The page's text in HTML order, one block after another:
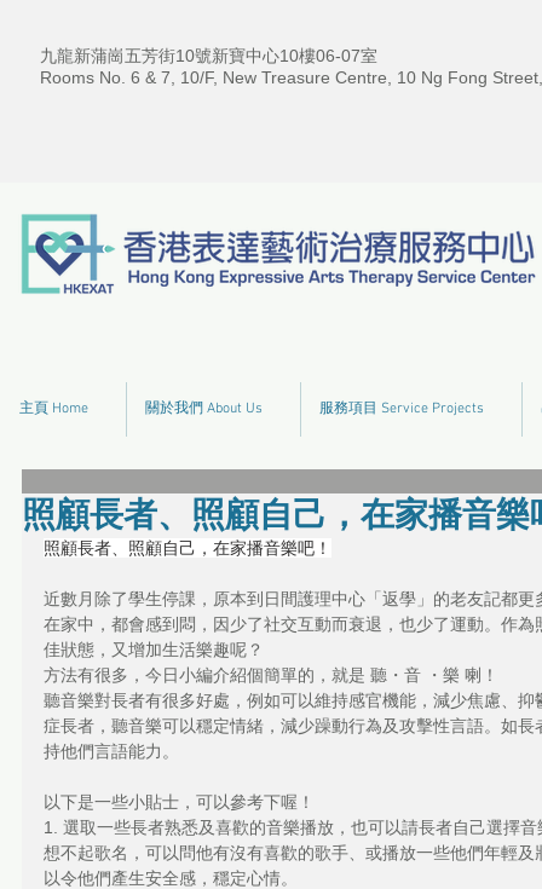
九龍新蒲崗五芳街10號新寶中心10樓06-07室
Rooms No. 6 & 7, 10/F, New Treasure Centre, 10 Ng Fong
主頁 Home 關於我們 About Us 服務項目 Service Projects
照顧長者、照顧自己，在家播音樂
照顧長者、照顧自己，在家播音樂吧！
近數月除了學生停課，原本到日間護理中心「返學」的老友記都
在家中，都會感到悶，因少了社交互動而衰退，也少了運動。作
佳狀態，又增加生活樂趣呢？
方法有很多，今日小編介紹個簡單的，就是 聽・音 ・樂 喇！
聽音樂對長者有很多好處，例如可以維持感官機能，減少焦慮、
症長者，聽音樂可以穩定情緒，減少躁動行為及攻擊性言語。如
持他們言語能力。
以下是一些小貼士，可以參考下喔！
1. 選取一些長者熟悉及喜歡的音樂播放，也可以請長者自己選擇
想不起歌名，可以問他有沒有喜歡的歌手、或播放一些他們年輕
以令他們產生安全感，穩定心情。